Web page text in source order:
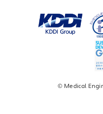
©️ Medical